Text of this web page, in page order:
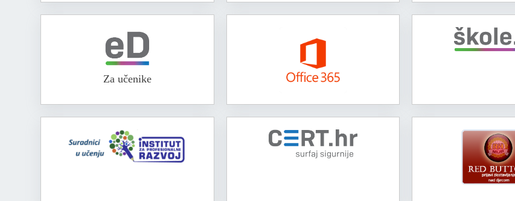
Za učenike